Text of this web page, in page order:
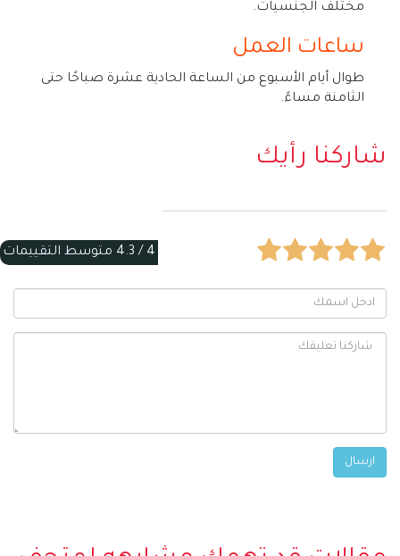
مختلف الجنسيات.
ساعات العمل
طوال أيام الأسبوع من الساعة الحادية عشرة صباحًا حتى
الثامنة مساءً.
شاركنا رأيك
4 /
4.3 متوسط التقييمات